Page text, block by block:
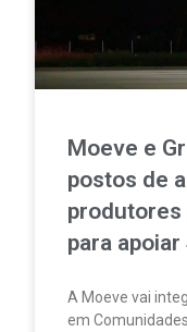
Moeve e
postos de
produtores
para
A Moeve vai
em